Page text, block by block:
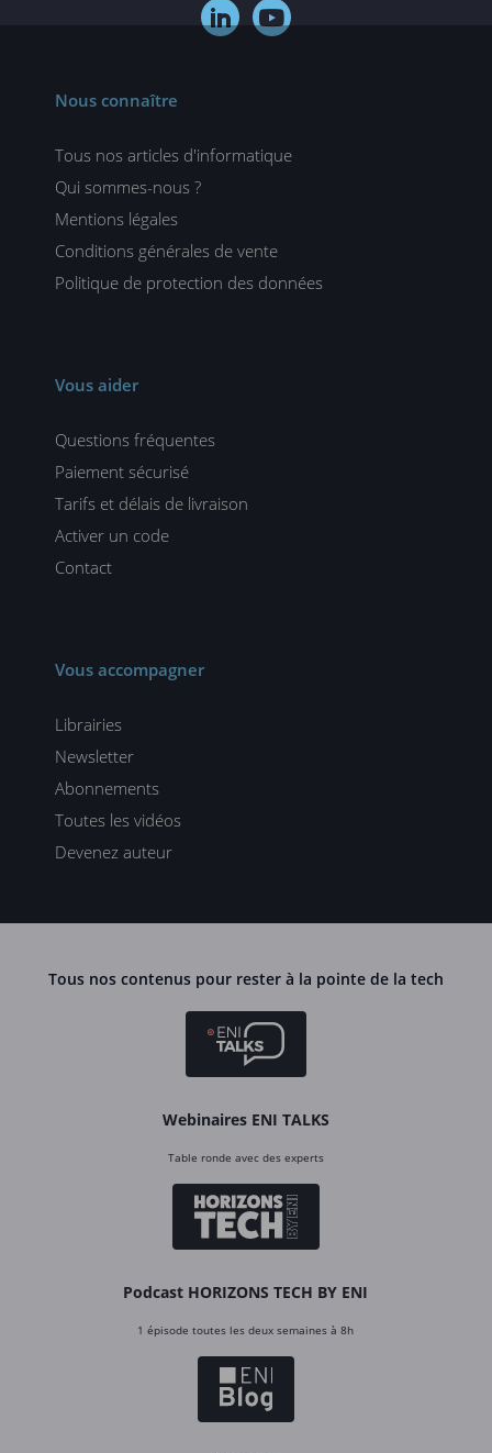
 
Nous connaître
Tous nos articles d'informatique
Qui sommes-nous ?
Mentions légales
Conditions générales de vente
Politique de protection des données
Vous aider
Questions fréquentes
Paiement sécurisé
Tarifs et délais de livraison
Activer un code
Contact
Vous accompagner
Librairies
Newsletter
Abonnements
Toutes les vidéos
Devenez auteur
Tous nos contenus pour rester à la pointe de la tech
Webinaires ENI TALKS
Table ronde avec des experts
Podcast HORIZONS TECH BY ENI
1 épisode toutes les deux semaines à 8h